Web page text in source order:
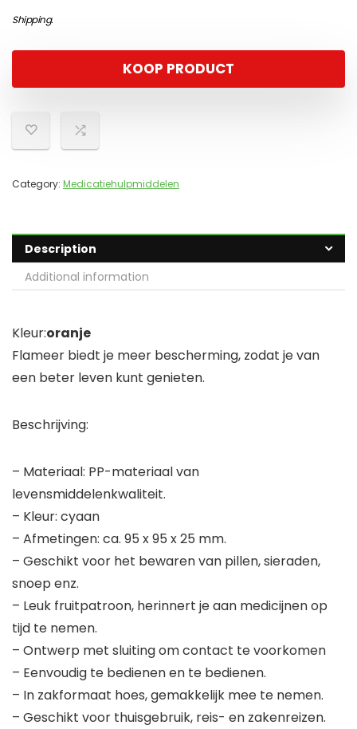
Shipping.
KOOP PRODUCT
Category: Medicatiehulpmiddelen
Description
Additional information
Kleur:oranje
Flameer biedt je meer bescherming, zodat je van
een beter leven kunt genieten.
Beschrijving:
– Materiaal: PP-materiaal van
levensmiddelenkwaliteit.
– Kleur: cyaan
– Afmetingen: ca. 95 x 95 x 25 mm.
– Geschikt voor het bewaren van pillen, sieraden,
snoep enz.
– Leuk fruitpatroon, herinnert je aan medicijnen op
tijd te nemen.
– Ontwerp met sluiting om contact te voorkomen
– Eenvoudig te bedienen en te bedienen.
– In zakformaat hoes, gemakkelijk mee te nemen.
– Geschikt voor thuisgebruik, reis- en zakenreizen.